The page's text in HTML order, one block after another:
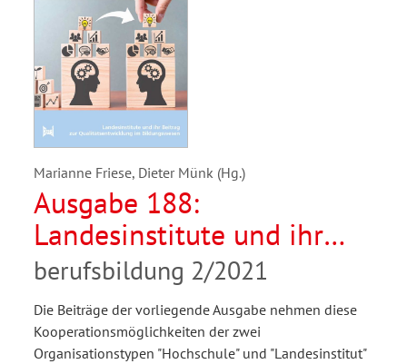
Marianne Friese, Dieter Münk (Hg.)
Ausgabe 188:
Landesinstitute und ihr
Beitrag zur
Qualitätsentwicklung im
Bildungswesen
berufsbildung 2/2021
Die Beiträge der vorliegende Ausgabe nehmen diese
Kooperationsmöglichkeiten der zwei
Organisationstypen "Hochschule" und "Landesinstitut"